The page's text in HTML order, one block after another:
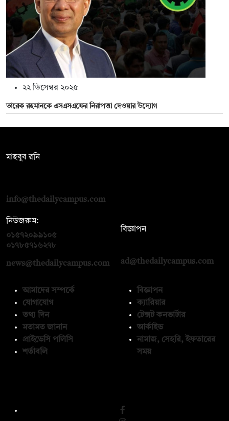
২২ ডিসেম্বর ২০২৫
তারেক রহমানকে এসএসএফের নিরাপত্তা দেওয়ার উদ্যোগ
মাহবুব রনি
info@thedailycampus.com
নিউজরুম:
০১৫৭২০৯৯১০৫
০১৭৮৫৭১৬২৭৮
news@thedailycampus.com
বিজ্ঞাপন
ad@thedailycampus.com
আমাদের সম্পর্কে
যোগাযোগ
তথ্য দিন
মতামত জানান
প্রাইভেসি পলিসি
শর্তাবলি
বিজ্ঞাপন
ক্যারিয়ার
টেক্সট কনভার্টার
আর্কাইভ
নামাজ, সেহরি, ইফতারের
সময়